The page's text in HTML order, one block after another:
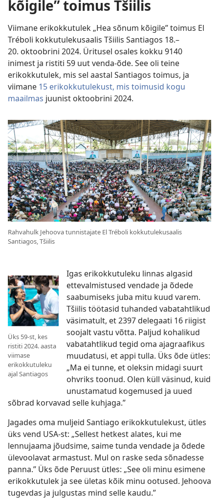
kõigile” toimus Tšiilis
Viimane erikokkutulek „Hea sõnum kõigile” toimus El
Tréboli kokkutulekusaalis Tšiilis Santiagos 18.–
20. oktoobrini 2024. Üritusel osales kokku 9140
inimest ja ristiti 59 uut venda-õde. See oli teine
erikokkutulek, mis sel aastal Santiagos toimus, ja
viimane 15 erikokkutulekust, mis toimusid kogu
maailmas juunist oktoobrini 2024.
Rahvahulk Jehoova tunnistajate El Tréboli kokkutulekusaalis
Santiagos, Tšiilis
Üks 59-st, kes
ristiti 2024. aasta
viimase
erikokkutuleku
ajal Santiagos
Igas erikokkutuleku linnas algasid
ettevalmistused vendade ja õdede
saabumiseks juba mitu kuud varem.
Tšiilis töötasid tuhanded vabatahtlikud
väsimatult, et 2397 delegaati 16 riigist
soojalt vastu võtta. Paljud kohalikud
vabatahtlikud tegid oma ajagraafikus
muudatusi, et appi tulla. Üks õde ütles:
„Ma ei tunne, et oleksin midagi suurt
ohvriks toonud. Olen küll väsinud, kuid
unustamatud kogemused ja uued
sõbrad korvavad selle kuhjaga.”
Jagades oma muljeid Santiago erikokkutulekust, ütles
üks vend USA-st: „Sellest hetkest alates, kui me
lennujaama jõudsime, saime tunda vendade ja õdede
ülevoolavat armastust. Mul on raske seda sõnadesse
panna.” Üks õde Peruust ütles: „See oli minu esimene
erikokkutulek ja see ületas kõik minu ootused. Jehoova
tugevdas ja julgustas mind selle kaudu.”